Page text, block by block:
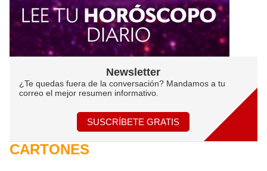
Newsletter
¿Te quedas fuera de la conversación? Mandamos a tu
correo el mejor resumen informativo.
SUSCRÍBETE GRATIS
CARTONES